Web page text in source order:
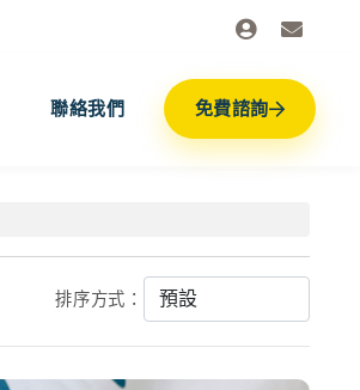
聯絡我們 免費諮詢
排序方式：